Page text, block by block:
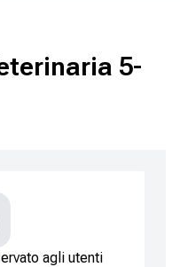
5-
agli utenti